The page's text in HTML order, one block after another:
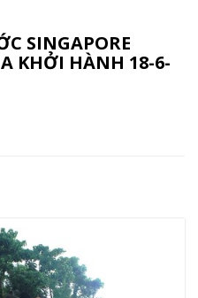
SINGAPORE
KHỞI HÀNH 18-6-